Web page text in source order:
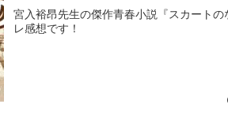
宮入裕昂先生の傑作青春小説『スカート
レ感想です！